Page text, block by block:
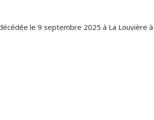
le 9 septembre 2025 à La Louvière